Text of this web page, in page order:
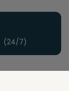
(24/7)